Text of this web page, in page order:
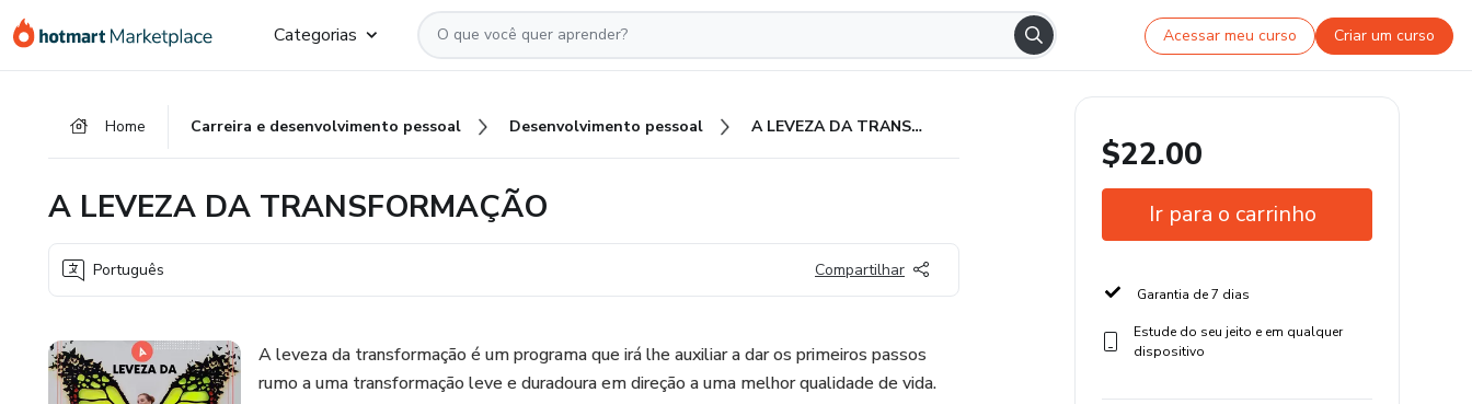
para
para
para
Categorias Acessar meu curso Criar um curso
Home Carreira e desenvolvimento pessoal Desenvolvimento pessoal A LEVEZA DA TRANSFORMAÇÃO
A LEVEZA DA TRANSFORMAÇÃO
Português Compartilhar
A leveza da transformação é um programa que irá lhe auxiliar a dar os primeiros passos
rumo a uma transformação leve e duradoura em direção a uma melhor qualidade de vida.
$22.00
Ir para o carrinho
Garantia de 7 dias
Estude do seu jeito e em qualquer
dispositivo